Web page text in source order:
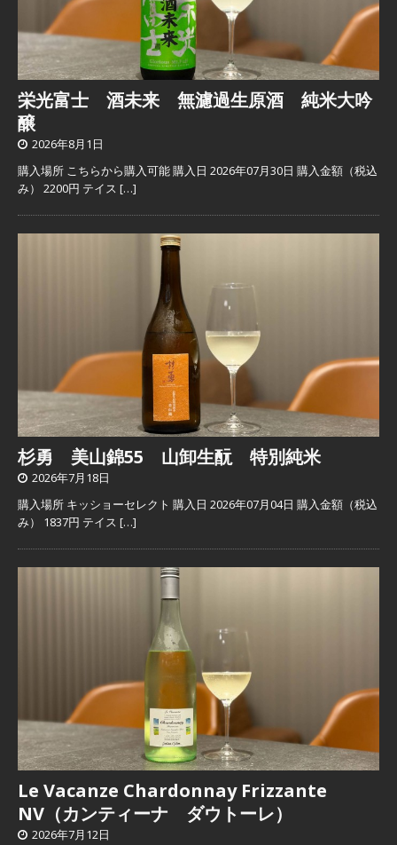
栄光富士 酒未来 無濾過生原酒 純米大吟
醸
2026年8月1日
購入場所 こちらから購入可能 購入日 2026年07月30日 購入金額（税込
み） 2200円 テイス […]
杉勇 美山錦55 山卸生酛 特別純米
2026年7月18日
購入場所 キッショーセレクト 購入日 2026年07月04日 購入金額（税込
み） 1837円 テイス […]
Le Vacanze Chardonnay Frizzante
NV（カンティーナ ダウトーレ）
2026年7月12日